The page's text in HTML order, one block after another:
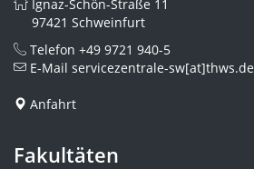
Ignaz-Schön-Straße 11
97421 Schweinfurt
Telefon +49 9721 940-5
E-Mail servicezentrale-sw[at]thws.de
Anfahrt
Fakultäten